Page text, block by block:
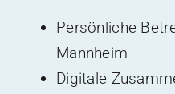
Persönliche
Mannheim
Digitale